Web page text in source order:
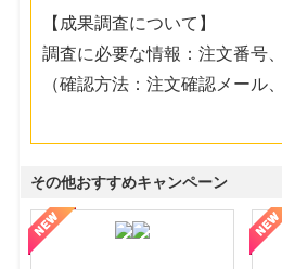
【成果調査について】
調査に必要な情報：注文番号
（確認方法：注文確認メール
その他おすすめキャンペーン